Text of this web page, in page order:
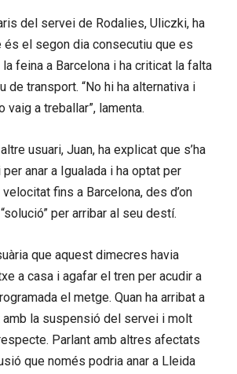
del servei de Rodalies, Uliczki, ha
és el segon dia consecutiu que es
feina a Barcelona i ha criticat la falta
de transport. “No hi ha alternativa i
vaig a treballar”, lamenta.
usuari, Juan, ha explicat que s’ha
anar a Igualada i ha optat per
velocitat fins a Barcelona, des d’on
per arribar al seu destí.
que aquest dimecres havia
a casa i agafar el tren per acudir a
el metge. Quan ha arribat a
amb la suspensió del servei i molt
Parlant amb altres afectats
que només podria anar a Lleida